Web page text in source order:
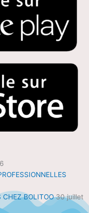
CHEZ BOLITOO 30 juillet